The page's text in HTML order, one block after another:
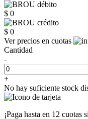
$ 0
$ 0
Ver precios en cuotas
Cantidad
-
+
No hay suficiente stock
¡Paga hasta en 12 cuotas